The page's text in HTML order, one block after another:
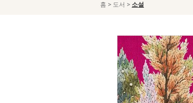
홈 > 도서 > 소설